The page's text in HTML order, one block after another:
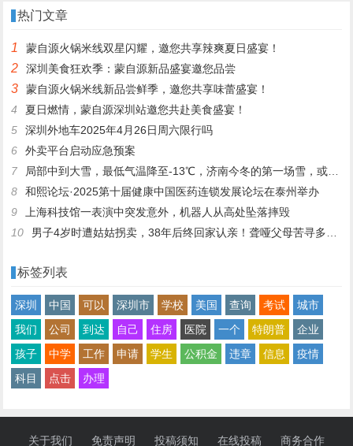
热门文章
1 蒙自源火锅米线双星闪耀，邀您共享辣爽夏日盛宴！
2 深圳美食狂欢季：蒙自源新品盛宴邀您品尝
3
蒙自源火锅米线新品尝鲜季，邀您共享味蕾盛宴！
4
夏日燃情，蒙自源深圳站邀您共赴美食盛宴！
5
深圳外地车2025年4月26日周六限行吗
6
外卖平台启动应急预案
7
局部中到大雪，最低气温降至-13℃，济南今冬的第一场雪，或跟去年同一时间！
8
和熙论坛·2025第十届健康中国医药连锁发展论坛在泰州举办
9
上海科技馆一表演中突发意外，机器人从高处坠落摔毁
10
男子4岁时遭姑姑拐卖，38年后终回家认亲！聋哑父母苦寻多年，母亲已抱憾离世丨红星寻人
标签列表
深圳 中国 可以 深圳市 学校 美国 查询 考试
城市
我们
公司 到达 自己 住房 医院 一个 特朗普
企业
孩子
中学 工作 申请 学生 公积金 违章 信息
疫情
科目
点击 办理
关于我们 免责声明 投稿须知 在线投稿 商务合作